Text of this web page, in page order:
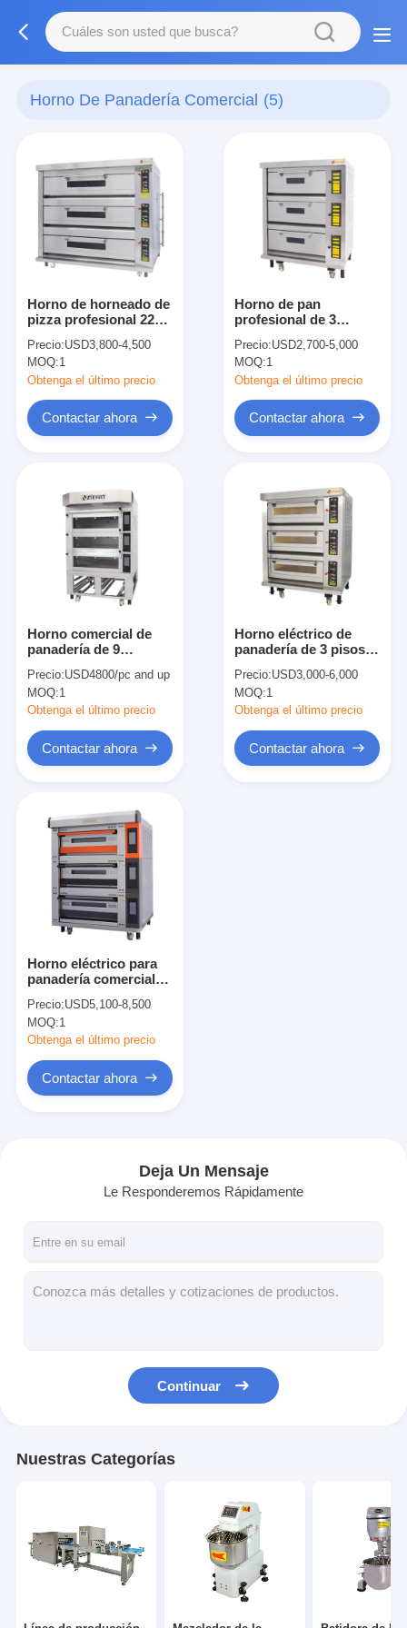
Horno De Panadería Comercial (5)
Horno de horneado de
pizza profesional 220V
comercial
personalizado
Precio:USD3,800-4,500
MOQ:1
Obtenga el último precio
Contactar ahora
Horno de pan
profesional de 3
Horno comercial de
cubierta
Precio:USD2,700-5,000
MOQ:1
Obtenga el último precio
Contactar ahora
Horno comercial de
panadería de 9
bandejas, horno
eléctrico industrial
para hornear
Precio:USD4800/pc and up
MOQ:1
Obtenga el último precio
Contactar ahora
Horno eléctrico de
panadería de 3 pisos y
eléctrico comercial
Precio:USD3,000-6,000
MOQ:1
Obtenga el último precio
Contactar ahora
Horno eléctrico para
panadería comercial
bandejas con 3 pisos
Precio:USD5,100-8,500
MOQ:1
Obtenga el último precio
Contactar ahora
Deja Un Mensaje
Le Responderemos Rápidamente
Continuar
Nuestras Categorías